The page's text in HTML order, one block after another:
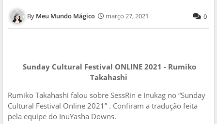
Meu Mundo Mágico março 27, 2021 0
Sunday Cultural Festival ONLINE 2021 - Rumiko
Takahashi
Rumiko Takahashi falou sobre SessRin e Inukag no “Sunday
Cultural Festival Online 2021” . Confiram a tradução feita
pela equipe do InuYasha Downs.